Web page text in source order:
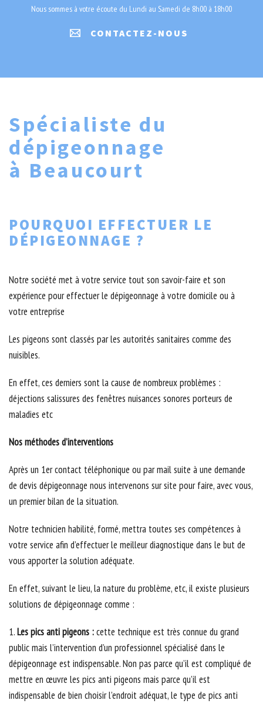
Nous sommes à votre écoute du Lundi au Samedi de 8h00 à 18h00
CONTACTEZ-NOUS
Spécialiste du
dépigeonnage
à Beaucourt
POURQUOI EFFECTUER LE
DÉPIGEONNAGE ?
Notre société met à votre service tout son savoir-faire et son
expérience pour effectuer le dépigeonnage à votre domicile ou à
votre entreprise
Les pigeons sont classés par les autorités sanitaires comme des
nuisibles.
En effet, ces derniers sont la cause de nombreux problèmes :
déjections salissures des fenêtres nuisances sonores porteurs de
maladies etc
Nos méthodes d’interventions
Après un 1er contact téléphonique ou par mail suite à une demande
de devis dépigeonnage nous intervenons sur site pour faire, avec vous,
un premier bilan de la situation.
Notre technicien habilité, formé, mettra toutes ses compétences à
votre service afin d’effectuer le meilleur diagnostique dans le but de
vous apporter la solution adéquate.
En effet, suivant le lieu, la nature du problème, etc, il existe plusieurs
solutions de dépigeonnage comme :
1.Les pics anti pigeons :cette technique est très connue du grand
public mais l’intervention d’un professionnel spécialisé dans le
dépigeonnage est indispensable. Non pas parce qu’il est compliqué de
mettre en œuvre les pics anti pigeons mais parce qu’il est
indispensable de bien choisir l’endroit adéquat, le type de pics anti